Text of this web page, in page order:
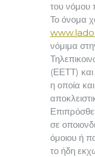
του νόμου
Το όνομα
νόμιμα
(ΕΕΤΤ) και
η οποία
σε
όμοιου ή
το ήδη